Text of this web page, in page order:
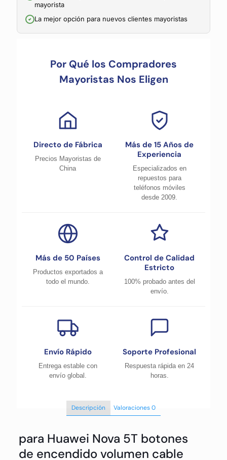
mayorista
La mejor opción para nuevos clientes mayoristas
Por Qué los Compradores
Mayoristas Nos Eligen
Directo de Fábrica
Precios Mayoristas de
China
Más de 15 Años de
Experiencia
Especializados en
repuestos para
teléfonos móviles
desde 2009.
Más de 50 Países
Productos exportados a
todo el mundo.
Control de Calidad
Estricto
100% probado antes del
envío.
Envío Rápido
Entrega estable con
envío global.
Soporte Profesional
Respuesta rápida en 24
horas.
Descripción Valoraciones0
para Huawei Nova 5T botones
de encendido volumen cable